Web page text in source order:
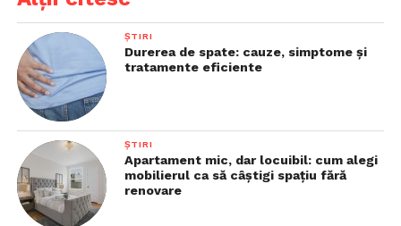
ȘTIRI
Durerea de spate: cauze, simptome și
tratamente eficiente
ȘTIRI
Apartament mic, dar locuibil: cum alegi
mobilierul ca să câștigi spațiu fără
renovare